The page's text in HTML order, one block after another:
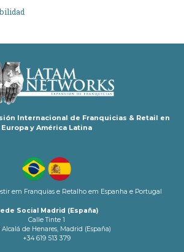
Internacional de Franquicias & Retail en
Europa y América Latina
em Franquias e Retalho em Espanha e Portugal
Social Madrid (España)
Calle Tinte 1
Alcalá de Henares, Madrid (España)
+34 619 513 379